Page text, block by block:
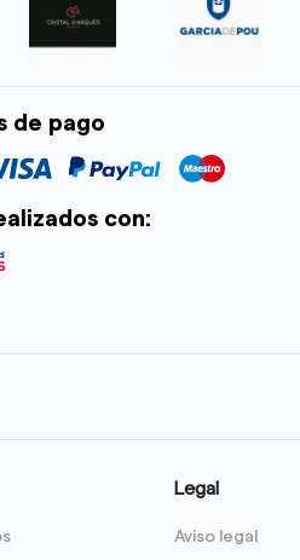
de pago
con:
Legal
Aviso legal